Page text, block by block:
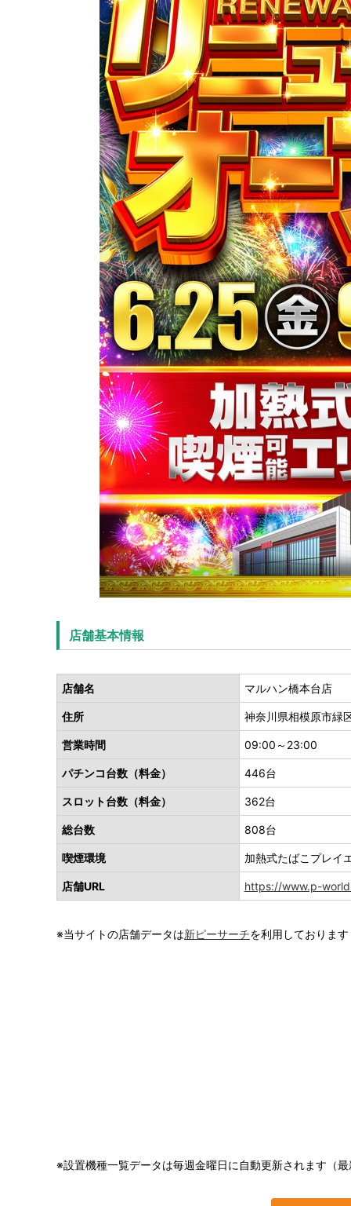
店舗基本情報
店舗名 マルハン橋本台店
住所 神奈川県相模原市緑
営業時間 09:00～23:00
パチンコ台数（料金） 446台
スロット台数（料金） 362台
総台数 808台
喫煙環境 加熱式たばこプレ
店舗URL https://www.p-
※当サイトの店舗データは新ピーサーチを利用しております
※設置機種一覧データは毎週金曜日に自動更新されます（